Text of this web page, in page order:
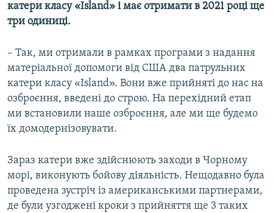
катери класу «Island» і має отримати в 2021 році ще
три одиниці.
– Так, ми отримали в рамках програми з надання
матеріальної допомоги від США два патрульних
катери класу «Island». Вони вже прийняті до нас на
озброєння, введені до строю. На перехідний етап
ми встановили наше озброєння, але ми ще будемо
їх домодернізовувати.
Зараз катери вже здійснюють заходи в Чорному
морі, виконують бойову діяльність. Нещодавно була
проведена зустріч із американськими партнерами,
де були узгоджені кроки з прийняття ще 3 таких